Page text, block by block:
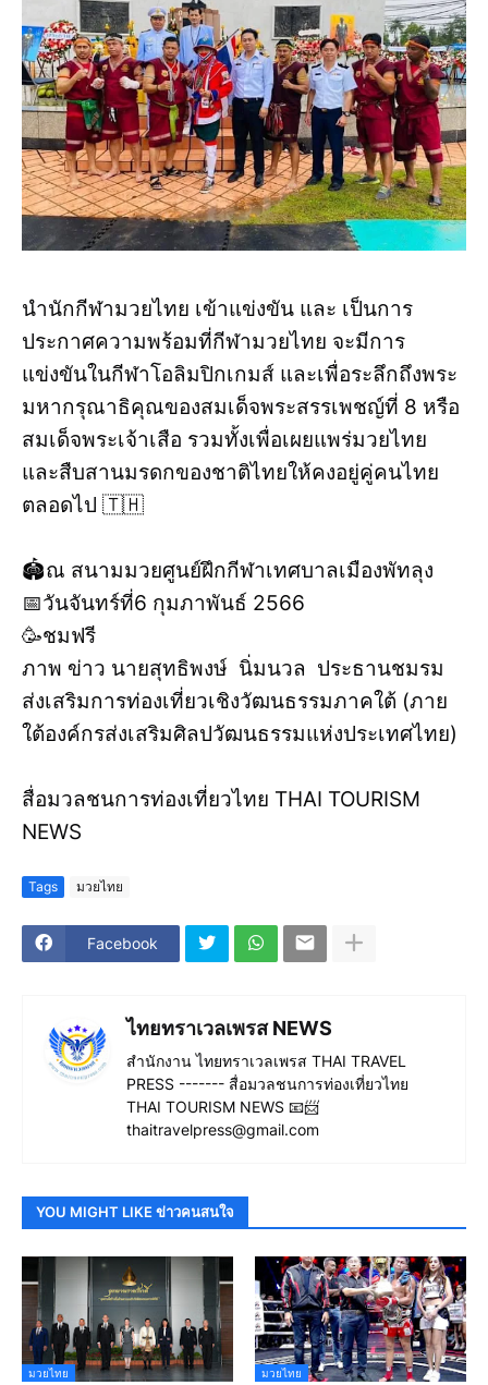
นำนักกีฬามวยไทย เข้าแข่งขัน และ เป็นการ
ประกาศความพร้อมที่กีฬามวยไทย จะมีการ
แข่งขันในกีฬาโอลิมปิกเกมส์ และเพื่อระลึกถึงพระ
มหากรุณาธิคุณของสมเด็จพระสรรเพชญ์ที่ 8 หรือ
สมเด็จพระเจ้าเสือ รวมทั้งเพื่อเผยแพร่มวยไทย
และสืบสานมรดกของชาติไทยให้คงอยู่คู่คนไทย
ตลอดไป 🇹🇭
🏟️ณ สนามมวยศูนย์ฝึกกีฬาเทศบาลเมืองพัทลุง
📅วันจันทร์ที่6 กุมภาพันธ์ 2566
🥳ชมฟรี
ภาพ ข่าว นายสุทธิพงษ์ นิ่มนวล ประธานชมรม
ส่งเสริมการท่องเที่ยวเชิงวัฒนธรรมภาคใต้ (ภาย
ใต้องค์กรส่งเสริมศิลปวัฒนธรรมแห่งประเทศไทย)
สื่อมวลชนการท่องเที่ยวไทย THAI TOURISM
NEWS
Tags มวยไทย
Facebook
ไทยทราเวลเพรส NEWS
สำนักงาน ไทยทราเวลเพรส THAI TRAVEL
PRESS ------- สื่อมวลชนการท่องเที่ยวไทย
THAI TOURISM NEWS 📧📨
thaitravelpress@gmail.com
YOU MIGHT LIKE ข่าวคนสนใจ
มวยไทย มวยไทย